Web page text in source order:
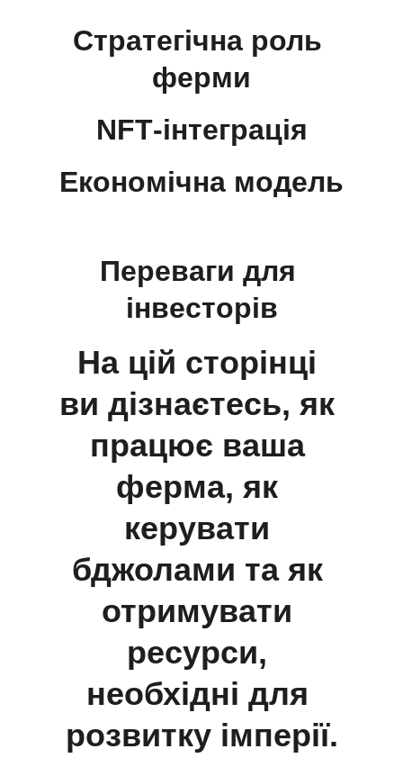
На цій сторінці
ви дізнаєтесь, як
працює ваша
ферма, як
керувати
бджолами та як
отримувати
ресурси,
необхідні для
розвитку імперії.
Стратегічна роль
ферми
NFT‑інтеграція
Економічна модель
Переваги для
інвесторів